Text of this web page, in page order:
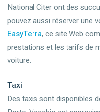
National Citer ont des
pouvez aussi réserver une
EasyTerra, ce site Web
prestations et les tarifs de
voiture.
Taxi
Des taxis sont disponibles